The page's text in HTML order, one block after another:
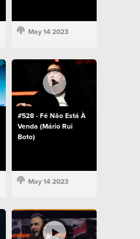
May 14 2023
#528 - Fé Não Está À
Venda (Mário Rui
Boto)
May 14 2023